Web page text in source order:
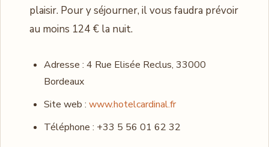
plaisir. Pour y séjourner, il vous faudra prévoir
au moins 124 € la nuit.
Adresse : 4 Rue Elisée Reclus, 33000
Bordeaux
Site web : www.hotelcardinal.fr
Téléphone : +33 5 56 01 62 32